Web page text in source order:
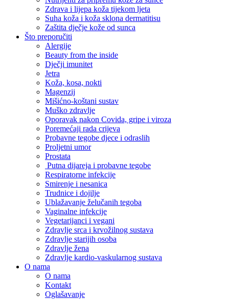
Zdrava i lijepa koža tijekom ljeta
Suha koža i koža sklona dermatitisu
Zaštita dječje kože od sunca
Što preporučiti
Alergije
Beauty from the inside
Dječji imunitet
Jetra
Koža, kosa, nokti
Magenzij
Mišićno-koštani sustav
Muško zdravlje
Oporavak nakon Covida, gripe i viroza
Poremećaji rada crijeva
Probavne tegobe djece i odraslih
Proljetni umor
Prostata
Putna dijareja i probavne tegobe
Respiratorne infekcije
Smirenje i nesanica
Trudnice i dojilje
Ublažavanje želučanih tegoba
Vaginalne infekcije
Vegetarijanci i vegani
Zdravlje srca i krvožilnog sustava
Zdravlje starijih osoba
Zdravlje žena
Zdravlje kardio-vaskularnog sustava
O nama
O nama
Kontakt
Oglašavanje